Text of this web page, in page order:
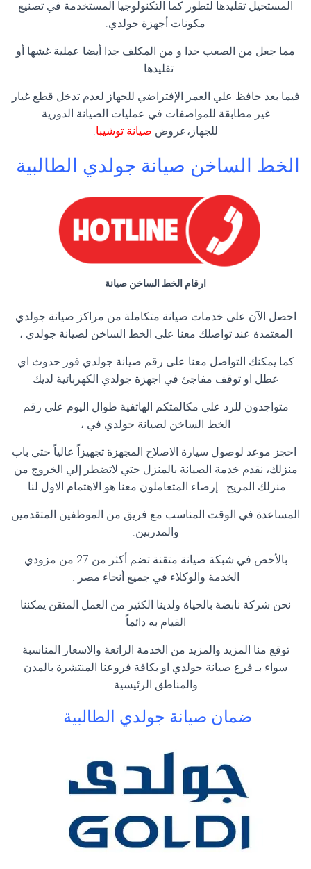
المستحيل تقليدها لتطور كما التكنولوجيا المستخدمة في تصنيع
مكونات أجهزة جولدي.
مما جعل من الصعب جدا و من المكلف جدا أيضا عملية غشها أو
تقليدها .
فيما بعد حافظ علي العمر الإفتراضي للجهاز لعدم تدخل قطع غيار
غير مطابقة للمواصفات في عمليات الصيانة الدورية
للجهاز،عروض صيانة توشيبا.
الخط الساخن صيانة جولدي الطالبية
ارقام الخط الساخن صيانة
احصل الآن على خدمات صيانة متكاملة من مراكز صيانة جولدي
المعتمدة عند تواصلك معنا على الخط الساخن لصيانة جولدي ،
كما يمكنك التواصل معنا على رقم صيانة جولدي فور حدوث اي
عطل او توقف مفاجئ في اجهزة جولدي الكهربائية لديك
متواجدون للرد علي مكالمتكم الهاتفية طوال اليوم علي رقم
الخط الساخن لصيانة جولدي في ،
احجز موعد لوصول سيارة الاصلاح المجهزة تجهيزاً عالياً حتي باب
منزلك، نقدم خدمة الصيانة بالمنزل حتي لاتضطر إلي الخروج من
منزلك المريح . إرضاء المتعاملون معنا هو الاهتمام الاول لنا.
المساعدة في الوقت المناسب مع فريق من الموظفين المتقدمين
والمدربين.
بالأخص في شبكة صيانة متقنة تضم أكثر من 27 من مزودي
الخدمة والوكلاء في جميع أنحاء مصر .
نحن شركة نابضة بالحياة ولدينا الكثير من العمل المتقن يمكننا
القيام به دائماً
توقع منا المزيد والمزيد من الخدمة الرائعة والاسعار المناسبة
سواء بـ فرع صيانة جولدي او بكافة فروعنا المنتشرة بالمدن
والمناطق الرئيسية
ضمان صيانة جولدي الطالبية